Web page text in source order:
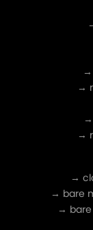
→
→
→
→
→ bare
→